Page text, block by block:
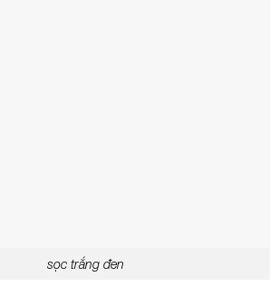
sọc trắng đen